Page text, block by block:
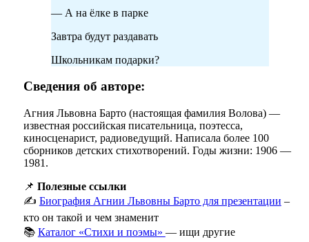
— А на ёлке в парке
Завтра будут раздавать
Школьникам подарки?
Сведения об авторе:
Агния Львовна Барто (настоящая фамилия Волова) —
известная российская писательница, поэтесса,
киносценарист, радиоведущий. Написала более 100
сборников детских стихотворений. Годы жизни: 1906 —
1981.
📌 Полезные ссылки
✍️ Биография Агнии Львовны Барто для презентации –
кто он такой и чем знаменит
📚 Каталог «Стихи и поэмы» — ищи другие